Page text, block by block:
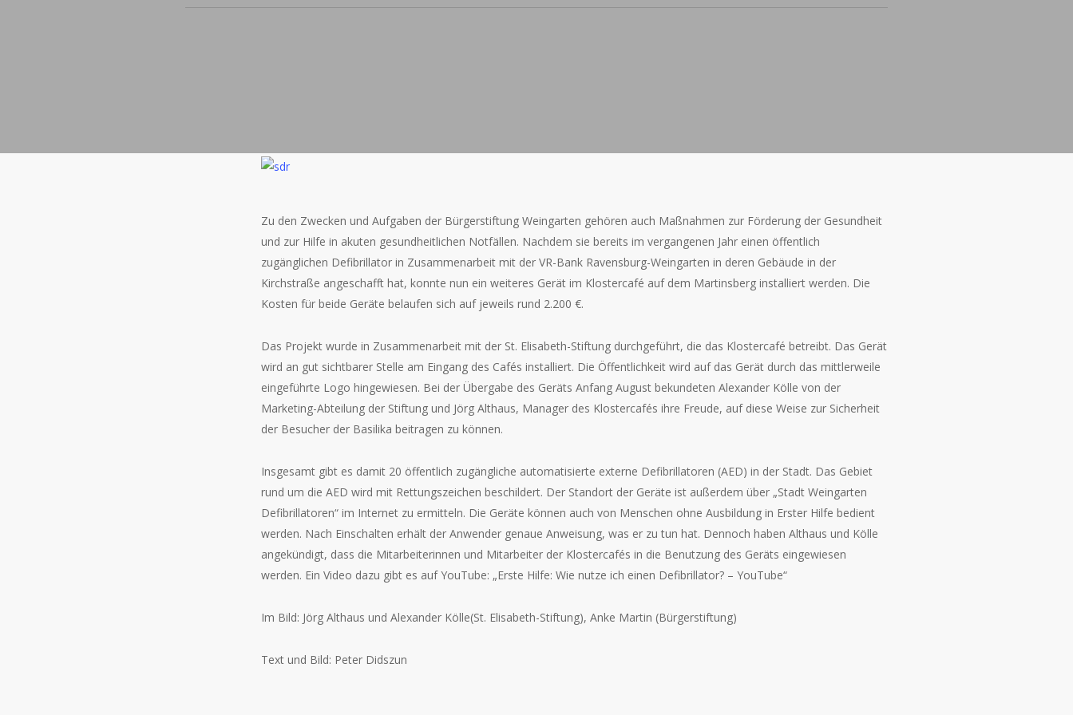
Zu den Zwecken und Aufgaben der Bürgerstiftung Weingarten gehören auch Maßnahmen zur Förderung der Gesundheit
und zur Hilfe in akuten gesundheitlichen Notfällen. Nachdem sie bereits im vergangenen Jahr einen öffentlich
zugänglichen Defibrillator in Zusammenarbeit mit der VR-Bank Ravensburg-Weingarten in deren Gebäude in der
Kirchstraße angeschafft hat, konnte nun ein weiteres Gerät im Klostercafé auf dem Martinsberg installiert werden. Die
Kosten für beide Geräte belaufen sich auf jeweils rund 2.200 €.
Das Projekt wurde in Zusammenarbeit mit der St. Elisabeth-Stiftung durchgeführt, die das Klostercafé betreibt. Das Gerät
wird an gut sichtbarer Stelle am Eingang des Cafés installiert. Die Öffentlichkeit wird auf das Gerät durch das mittlerweile
eingeführte Logo hingewiesen. Bei der Übergabe des Geräts Anfang August bekundeten Alexander Kölle von der
Marketing-Abteilung der Stiftung und Jörg Althaus, Manager des Klostercafés ihre Freude, auf diese Weise zur Sicherheit
der Besucher der Basilika beitragen zu können.
Insgesamt gibt es damit 20 öffentlich zugängliche automatisierte externe Defibrillatoren (AED) in der Stadt. Das Gebiet
rund um die AED wird mit Rettungszeichen beschildert. Der Standort der Geräte ist außerdem über „Stadt Weingarten
Defibrillatoren“ im Internet zu ermitteln. Die Geräte können auch von Menschen ohne Ausbildung in Erster Hilfe bedient
werden. Nach Einschalten erhält der Anwender genaue Anweisung, was er zu tun hat. Dennoch haben Althaus und Kölle
angekündigt, dass die Mitarbeiterinnen und Mitarbeiter der Klostercafés in die Benutzung des Geräts eingewiesen
werden. Ein Video dazu gibt es auf YouTube: „Erste Hilfe: Wie nutze ich einen Defibrillator? – YouTube“
Im Bild: Jörg Althaus und Alexander Kölle(St. Elisabeth-Stiftung), Anke Martin (Bürgerstiftung)
Text und Bild: Peter Didszun